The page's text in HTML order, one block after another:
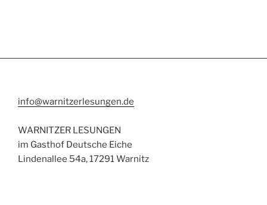
info@warnitzerlesungen.de
WARNITZER LESUNGEN
im Gasthof Deutsche Eiche
Lindenallee 54a, 17291 Warnitz